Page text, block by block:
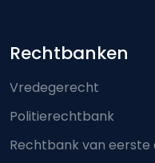
Footer-
Rechtbanken
Vredegerecht
Politierechtbank
Rechtbank van eerste